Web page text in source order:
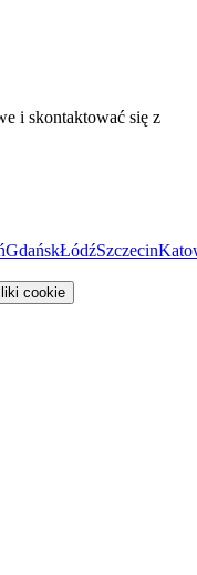
i skontaktować się z
GdańskŁódźSzczecin
cookie